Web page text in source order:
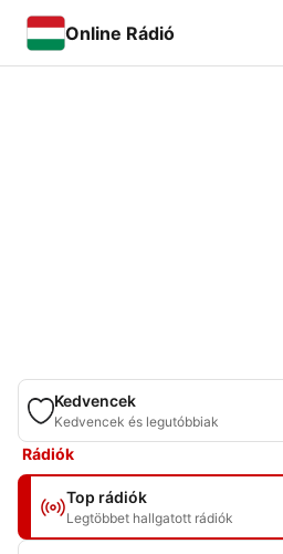
Online Rádió
Kedvencek
Kedvencek és legutóbbiak
Rádiók
Top rádiók
Legtöbbet hallgatott rádiók